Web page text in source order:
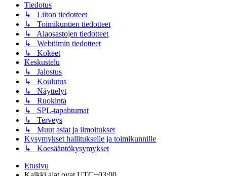
Tiedotus
↳ Liiton tiedotteet
↳ Toimikuntien tiedotteet
↳ Alaosastojen tiedotteet
↳ Webtiimin tiedotteet
↳ Kokeet
Keskustelu
↳ Jalostus
↳ Koulutus
↳ Näyttelyt
↳ Ruokinta
↳ SPL-tapahtumat
↳ Terveys
↳ Muut asiat ja ilmoitukset
Kysymykset hallitukselle ja toimikunnille
↳ Koesääntökysymykset
Etusivu